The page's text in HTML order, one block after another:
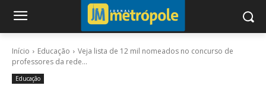
Início Educação
Veja lista de 12 mil nomeados no concurso de
professores da rede...
Educação